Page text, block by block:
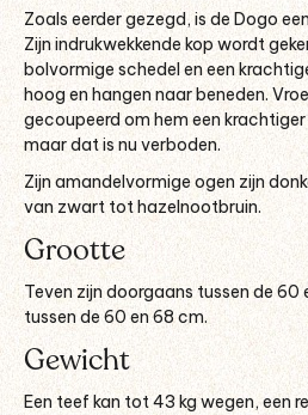
Zoals eerder gezegd, is de Dogo
Zijn indrukwekkende kop wordt
bolvormige schedel en een
hoog en hangen naar beneden.
gecoupeerd om hem een
maar dat is nu verboden.
Zijn amandelvormige ogen zijn
van zwart tot hazelnootbruin.
Grootte
Teven zijn doorgaans tussen de 60
tussen de 60 en 68 cm.
Gewicht
Een teef kan tot 43 kg wegen, een